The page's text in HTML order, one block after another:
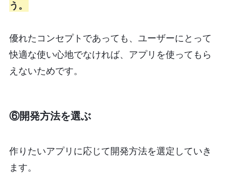
う。
優れたコンセプトであっても、ユーザーにとって
快適な使い心地でなければ、アプリを使ってもら
えないためです。
⑥開発方法を選ぶ
作りたいアプリに応じて開発方法を選定していき
ます。